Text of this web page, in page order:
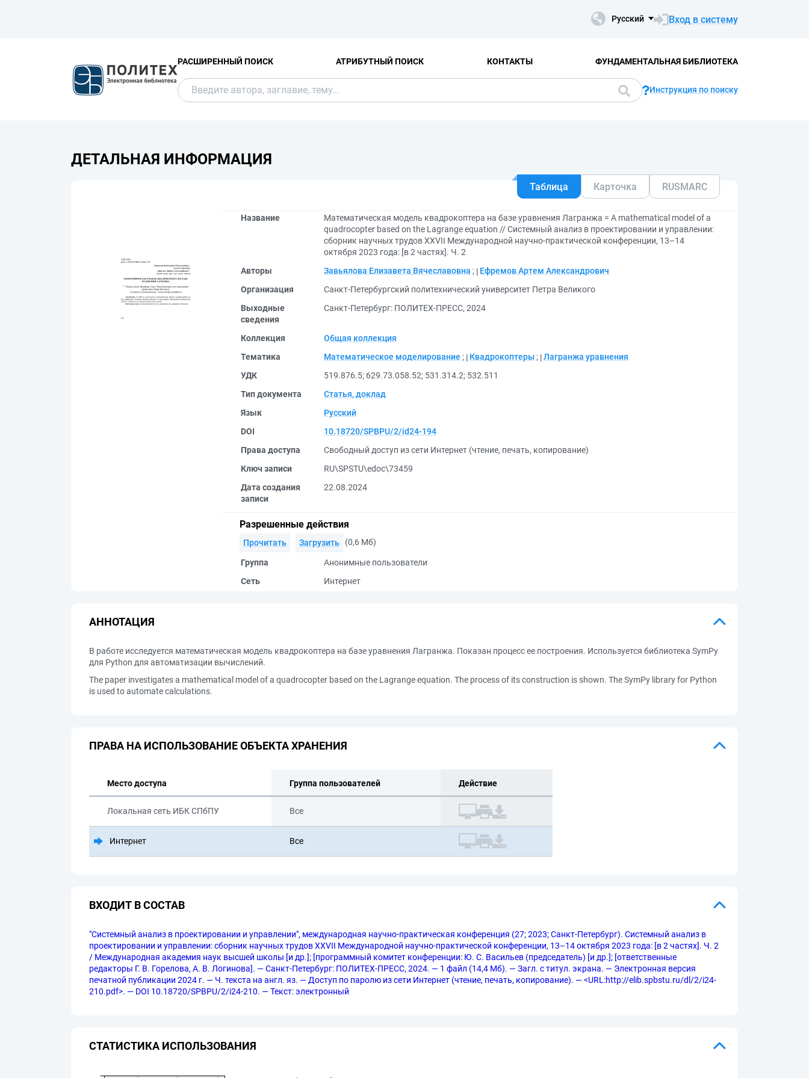
Русский Вход в систему
РАСШИРЕННЫЙ ПОИСК АТРИБУТНЫЙ ПОИСК КОНТАКТЫ ФУНДАМЕНТАЛЬНАЯ БИБЛИОТЕКА
Инструкция по поиску
ДЕТАЛЬНАЯ ИНФОРМАЦИЯ
Таблица Карточка RUSMARC
Название
Математическая модель квадрокоптера на базе уравнения Лагранжа = A mathematical model of a
quadrocopter based on the Lagrange equation // Системный анализ в проектировании и управлении:
сборник научных трудов XXVII Международной научно-практической конференции, 13–14
октября 2023 года: [в 2 частях]. Ч. 2
Авторы
Завьялова Елизавета Вячеславовна ;
Ефремов Артем Александрович
Организация
Санкт-Петербургский политехнический университет Петра Великого
Выходные
сведения
Санкт-Петербург: ПОЛИТЕХ-ПРЕСС, 2024
Коллекция
Общая коллекция
Тематика
Математическое моделирование ; Квадрокоптеры ; Лагранжа уравнения
УДК
519.876.5; 629.73.058.52; 531.314.2; 532.511
Тип документа
Статья, доклад
Язык
Русский
DOI
10.18720/SPBPU/2/id24-194
Права доступа
Свободный доступ из сети Интернет (чтение, печать, копирование)
Ключ записи
RU\SPSTU\edoc\73459
Дата создания
записи
22.08.2024
Разрешенные действия
Прочитать Загрузить (0,6 Мб)
Группа
Анонимные пользователи
Сеть
Интернет
АННОТАЦИЯ
В работе исследуется математическая модель квадрокоптера на базе уравнения Лагранжа. Показан процесс ее построения. Используется библиотека SymPy
для Python для автоматизации вычислений.
The paper investigates a mathematical model of a quadrocopter based on the Lagrange equation. The process of its construction is shown. The SymPy library for Python
is used to automate calculations.
ПРАВА НА ИСПОЛЬЗОВАНИЕ ОБЪЕКТА ХРАНЕНИЯ
Место доступа Группа пользователей Действие
Локальная сеть ИБК СПбПУ Все
Интернет Все
ВХОДИТ В СОСТАВ
"Системный анализ в проектировании и управлении", международная научно-практическая конференция (27; 2023; Санкт-Петербург). Системный анализ в
проектировании и управлении: сборник научных трудов XXVII Международной научно-практической конференции, 13–14 октября 2023 года: [в 2 частях]. Ч. 2
/ Международная академия наук высшей школы [и др.]; [программный комитет конференции: Ю. С. Васильев (председатель) [и др.]; [ответственные
редакторы Г. В. Горелова, А. В. Логинова]. — Санкт-Петербург: ПОЛИТЕХ-ПРЕСС, 2024. — 1 файл (14,4 Мб). — Загл. с титул. экрана. — Электронная версия
печатной публикации 2024 г. — Ч. текста на англ. яз. — Доступ по паролю из сети Интернет (чтение, печать, копирование). — <URL:http://elib.spbstu.ru/dl/2/i24-
210.pdf>. — DOI 10.18720/SPBPU/2/i24-210. — Текст: электронный
СТАТИСТИКА ИСПОЛЬЗОВАНИЯ